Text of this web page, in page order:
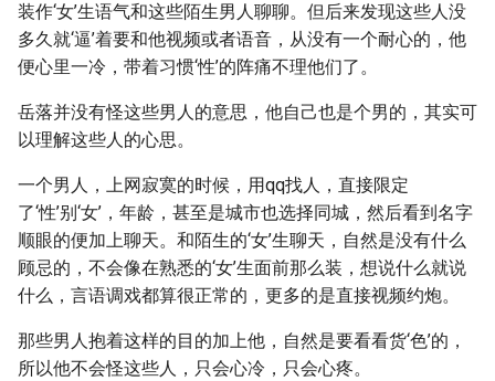
装作‘女’生语气和这些陌生男人聊聊。但后来发现这些人没
多久就‘逼’着要和他视频或者语音，从没有一个耐心的，他
便心里一冷，带着习惯‘性’的阵痛不理他们了。
岳落并没有怪这些男人的意思，他自己也是个男的，其实可
以理解这些人的心思。
一个男人，上网寂寞的时候，用qq找人，直接限定
了‘性’别‘女’，年龄，甚至是城市也选择同城，然后看到名字
顺眼的便加上聊天。和陌生的‘女’生聊天，自然是没有什么
顾忌的，不会像在熟悉的‘女’生面前那么装，想说什么就说
什么，言语调戏都算很正常的，更多的是直接视频约炮。
那些男人抱着这样的目的加上他，自然是要看看货‘色’的，
所以他不会怪这些人，只会心冷，只会心疼。